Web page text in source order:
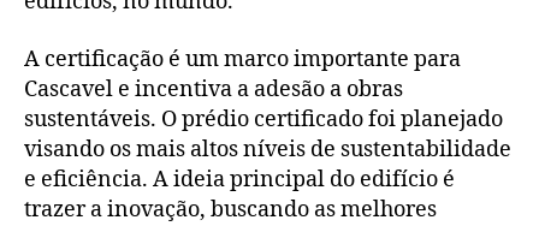
A certificação é um marco importante para
Cascavel e incentiva a adesão a obras
sustentáveis. O prédio certificado foi planejado
visando os mais altos níveis de sustentabilidade
e eficiência. A ideia principal do edifício é
trazer a inovação, buscando as melhores